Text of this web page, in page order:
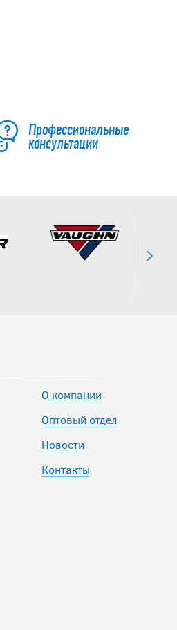
Профессиональные
консультации
О компании
Оптовый отдел
Новости
Контакты